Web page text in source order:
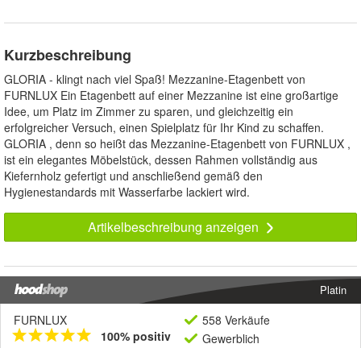
Kurzbeschreibung
GLORIA - klingt nach viel Spaß! Mezzanine-Etagenbett von
FURNLUX Ein Etagenbett auf einer Mezzanine ist eine großartige
Idee, um Platz im Zimmer zu sparen, und gleichzeitig ein
erfolgreicher Versuch, einen Spielplatz für Ihr Kind zu schaffen.
GLORIA , denn so heißt das Mezzanine-Etagenbett von FURNLUX ,
ist ein elegantes Möbelstück, dessen Rahmen vollständig aus
Kiefernholz gefertigt und anschließend gemäß den
Hygienestandards mit Wasserfarbe lackiert wird.
Artikelbeschreibung anzeigen
Platin
FURNLUX
100% positiv
558 Verkäufe
Gewerblich